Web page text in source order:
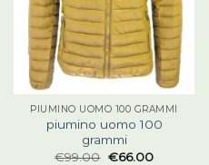
PIUMINO UOMO 100 GRAMMI
piumino uomo 100
grammi
€99.00 €66.00